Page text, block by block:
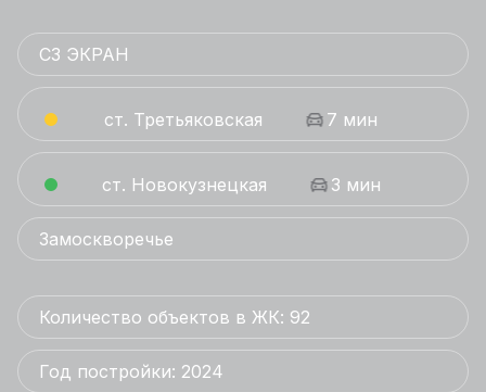
СЗ ЭКРАН
ст. Третьяковская 7 мин
ст. Новокузнецкая 3 мин
Замоскворечье
Количество объектов в ЖК: 92
Год постройки: 2024